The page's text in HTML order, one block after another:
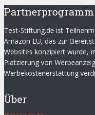
Partnerprogramm
Test-Stiftung.de ist
Amazon EU, das zur
Websites konzipiert wurde,
Platzierung von
Werbekostenerstattung
Über